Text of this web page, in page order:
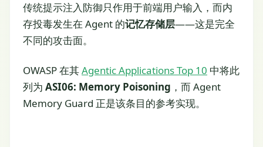
传统提示注入防御只作用于前端用户输入，而内
存投毒发生在 Agent 的记忆存储层——这是完全
不同的攻击面。
OWASP 在其Agentic Applications Top 10 中将此
列为 ASI06: Memory Poisoning ，而 Agent
Memory Guard 正是该条目的参考实现。